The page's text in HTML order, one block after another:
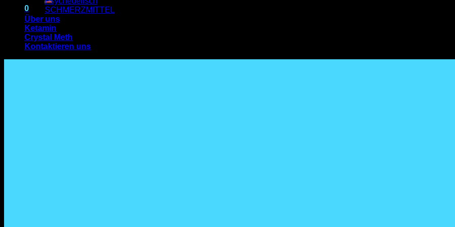
0
Warenkorb
Es befinden sich keine Produkte im Warenkorb.
SCHMERZMITTEL
Über uns
Ketamin
Crystal Meth
Kontaktieren uns